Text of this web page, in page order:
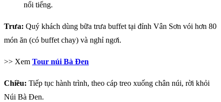
nổi tiếng.
Trưa: Quý khách dùng bữa trưa buffet tại đỉnh Vân Sơn vói hơn 80
món ăn (có buffet chay) và nghỉ ngơi.
>> Xem Tour núi Bà Đen
Chiều: Tiếp tục hành trình, theo cáp treo xuống chân núi, rời khỏi
Núi Bà Đen.